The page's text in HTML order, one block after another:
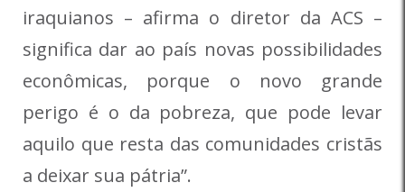
iraquianos – afirma o diretor da ACS –
significa dar ao país novas possibilidades
econômicas, porque o novo grande
perigo é o da pobreza, que pode levar
aquilo que resta das comunidades cristãs
a deixar sua pátria”.